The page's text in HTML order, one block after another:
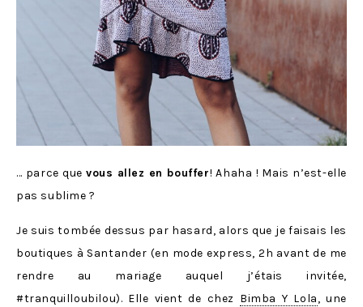
… parce quevous allez en bouffer! Ahaha ! Mais n’est-elle
pas sublime ?
Je suis tombée dessus par hasard, alors que je faisais les
boutiques à Santander (en mode express, 2h avant de me
rendre au mariage auquel j’étais invitée,
#tranquilloubilou). Elle vient de chez Bimba Y Lola, une